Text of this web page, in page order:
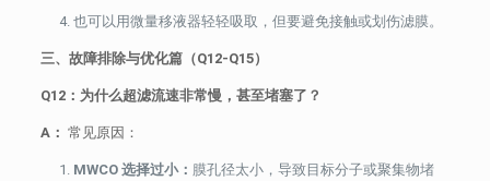
也可以用微量移液器轻轻吸取，但要避免接触或划伤滤膜。
三、故障排除与优化篇（Q12-Q15）
Q12：为什么超滤流速非常慢，甚至堵塞了？
A： 常见原因：
MWCO 选择过小： 膜孔径太小，导致目标分子或聚集物堵